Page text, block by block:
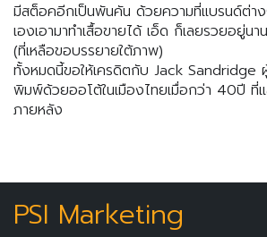
มีสต็อคอีกเป็นพันคัน ด้วยความที่แบรนด์ต่าง
เองเอามาทำเสื้อขายได้ เอ็ด ก็เลยรวยอยู่นาน
(ที่เหลือขอบรรยายใต้ภาพ)​
ทั้งหมดนี้ขอให้เครดิตกับ Jack Sandridge
พิมพ์ด้วยออโต้ในเมืองไทยเมื่อกว่า 40ปี ที่แ
ภายหลัง
PSI Marketing